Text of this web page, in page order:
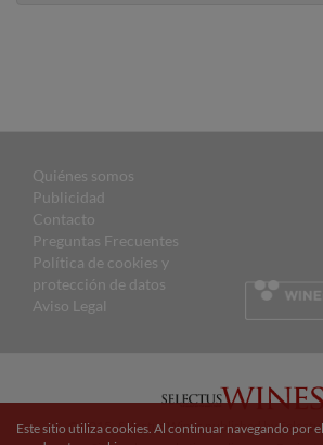
Quiénes somos
Publicidad
Contacto
Preguntas Frecuentes
Política de cookies y
protección de datos
Aviso Legal
© 2015 Selectus Wines published by
Este sitio utiliza cookies. Al continuar navegando por